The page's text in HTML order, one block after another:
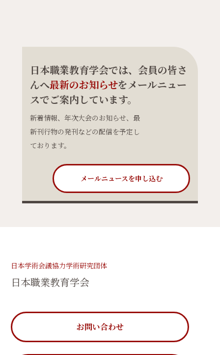
日本職業教育学会では、会員の皆さ
んへ最新のお知らせをメールニュー
スでご案内しています。
新着情報、年次大会のお知らせ、最
新刊行物の発刊などの配信を予定し
ております。
メールニュースを申し込む
日本学術会議協力学術研究団体
日本職業教育学会
お問い合わせ